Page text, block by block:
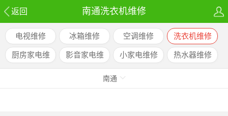
返回 南通洗衣机维修
电视维修 冰箱维修 空调维修 洗衣机维修
厨房家电维
修
影音家电维
修
小家电维修 热水器维修
南通